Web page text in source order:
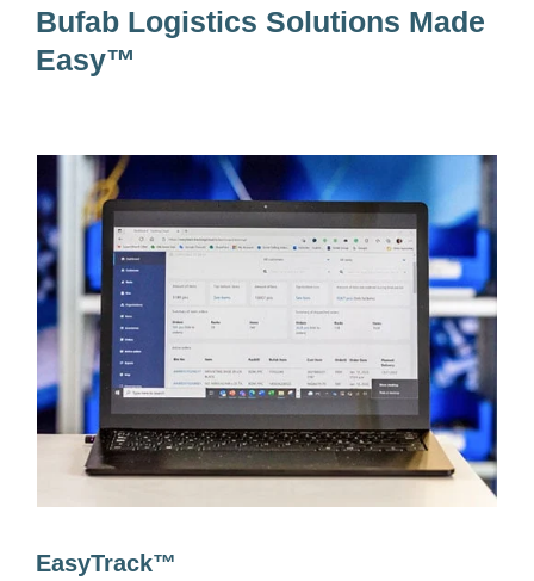
Bufab Logistics Solutions Made
Easy™
EasyTrack™